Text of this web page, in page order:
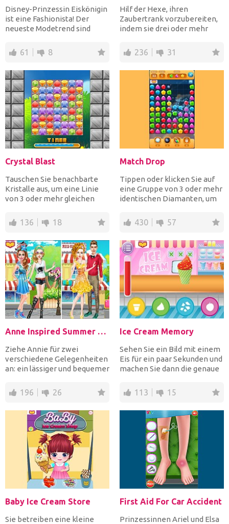
Disney-Prinzessin Eiskönigin
ist eine Fashionista! Der
neueste Modetrend sind
61 8
Hilf der Hexe, ihren
Zaubertrank vorzubereiten,
indem sie drei oder mehr
wäh...236 31
Crystal Blast
Tauschen Sie benachbarte
Kristalle aus, um eine Linie
von 3 oder mehr gleichen
136 18
Match Drop
Tippen oder klicken Sie auf
eine Gruppe von 3 oder mehr
identischen Diamanten, um
430 57
Anne Inspired Summer Fashion
Ziehe Annie für zwei
verschiedene Gelegenheiten
an: ein lässiger und bequemer
196 26
Ice Cream Memory
Sehen Sie ein Bild mit einem
Eis für ein paar Sekunden und
machen Sie dann die genaue
113 15
Baby Ice Cream Store
Sie betreiben eine kleine
First Aid For Car Accident
Prinzessinnen Ariel und Elsa